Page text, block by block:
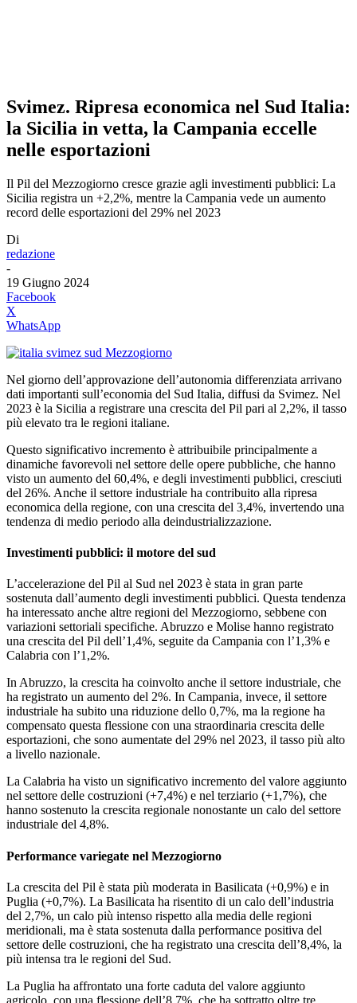
Svimez. Ripresa economica nel Sud Italia:
la Sicilia in vetta, la Campania eccelle
nelle esportazioni
Il Pil del Mezzogiorno cresce grazie agli investimenti pubblici: La
Sicilia registra un +2,2%, mentre la Campania vede un aumento
record delle esportazioni del 29% nel 2023
Di
redazione
-
19 Giugno 2024
Facebook
X
WhatsApp
Nel giorno dell’approvazione dell’autonomia differenziata arrivano
dati importanti sull’economia del Sud Italia, diffusi da Svimez. Nel
2023 è la Sicilia a registrare una crescita del Pil pari al 2,2%, il tasso
più elevato tra le regioni italiane.
Questo significativo incremento è attribuibile principalmente a
dinamiche favorevoli nel settore delle opere pubbliche, che hanno
visto un aumento del 60,4%, e degli investimenti pubblici, cresciuti
del 26%. Anche il settore industriale ha contribuito alla ripresa
economica della regione, con una crescita del 3,4%, invertendo una
tendenza di medio periodo alla deindustrializzazione.
Investimenti pubblici: il motore del sud
L’accelerazione del Pil al Sud nel 2023 è stata in gran parte
sostenuta dall’aumento degli investimenti pubblici. Questa tendenza
ha interessato anche altre regioni del Mezzogiorno, sebbene con
variazioni settoriali specifiche. Abruzzo e Molise hanno registrato
una crescita del Pil dell’1,4%, seguite da Campania con l’1,3% e
Calabria con l’1,2%.
In Abruzzo, la crescita ha coinvolto anche il settore industriale, che
ha registrato un aumento del 2%. In Campania, invece, il settore
industriale ha subito una riduzione dello 0,7%, ma la regione ha
compensato questa flessione con una straordinaria crescita delle
esportazioni, che sono aumentate del 29% nel 2023, il tasso più alto
a livello nazionale.
La Calabria ha visto un significativo incremento del valore aggiunto
nel settore delle costruzioni (+7,4%) e nel terziario (+1,7%), che
hanno sostenuto la crescita regionale nonostante un calo del settore
industriale del 4,8%.
Performance variegate nel Mezzogiorno
La crescita del Pil è stata più moderata in Basilicata (+0,9%) e in
Puglia (+0,7%). La Basilicata ha risentito di un calo dell’industria
del 2,7%, un calo più intenso rispetto alla media delle regioni
meridionali, ma è stata sostenuta dalla performance positiva del
settore delle costruzioni, che ha registrato una crescita dell’8,4%, la
più intensa tra le regioni del Sud.
La Puglia ha affrontato una forte caduta del valore aggiunto
agricolo, con una flessione dell’8,7%, che ha sottratto oltre tre